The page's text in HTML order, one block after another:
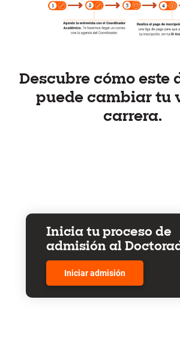
Descubre cómo este
puede cambiar tu
carrera.
Inicia tu proceso de
admisión al
Iniciar admisión